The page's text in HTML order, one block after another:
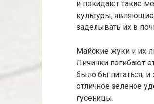
и покидают такие
культуры,
заделывать их в
Майские жуки и их
Личинки погибают
было бы питаться, и
отличное зеленое
гусеницы.